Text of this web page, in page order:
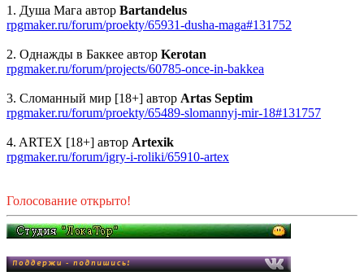
1. Душа Мага автор Bartandelus
rpgmaker.ru/forum/proekty/65931-dusha-maga#131752
2. Однажды в Баккее автор Kerotan
rpgmaker.ru/forum/projects/60785-once-in-bakkea
3. Сломанный мир [18+] автор Artas Septim
rpgmaker.ru/forum/proekty/65489-slomannyj-mir-18#131757
4. ARTEX [18+] автор Artexik
rpgmaker.ru/forum/igry-i-roliki/65910-artex
Голосование открыто!